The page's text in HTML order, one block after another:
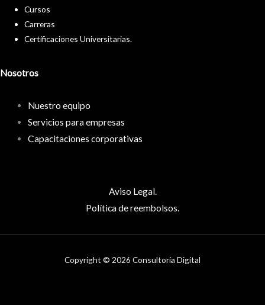
Cursos
Carreras
Certificaciones Universitarias.
Nosotros
Nuestro equipo
Servicios para empresas
Capacitaciones corporativas
Aviso Legal.
Política de reembolsos.
Copyright © 2026 Consultoría Digital